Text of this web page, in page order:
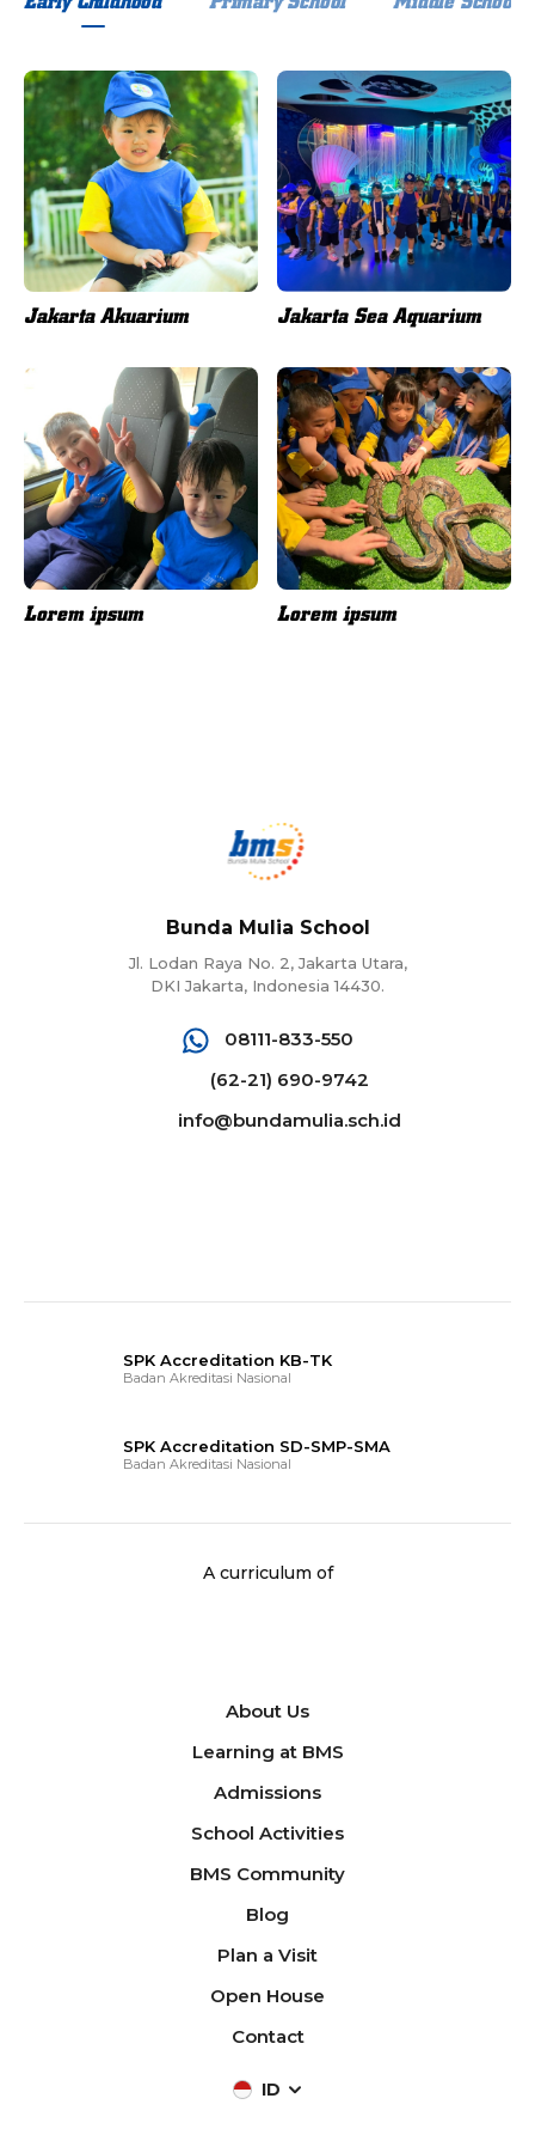
Jakarta Akuarium Jakarta Sea Aquarium
Lorem ipsum Lorem ipsum
Bunda Mulia School
Jl. Lodan Raya No. 2, Jakarta Utara,
DKI Jakarta, Indonesia 14430.
08111-833-550
(62-21) 690-9742
info@bundamulia.sch.id
SPK Accreditation KB-TK
Badan Akreditasi Nasional
SPK Accreditation SD-SMP-SMA
Badan Akreditasi Nasional
A curriculum of
About Us
Learning at BMS
Admissions
School Activities
BMS Community
Blog
Plan a Visit
Open House
Contact
ID